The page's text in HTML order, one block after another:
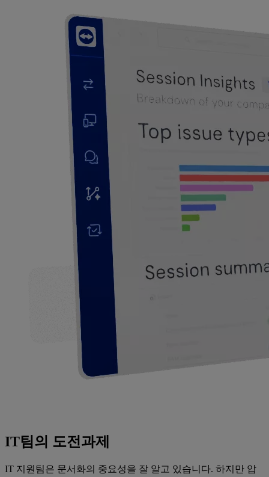
IT팀의 도전과제
IT 지원팀은 문서화의 중요성을 잘 알고 있습니다. 하지만 압